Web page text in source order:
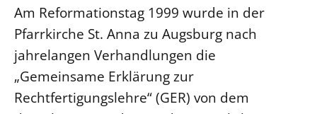
Am Reformationstag 1999 wurde in der
Pfarrkirche St. Anna zu Augsburg nach
jahrelangen Verhandlungen die
„Gemeinsame Erklärung zur
Rechtfertigungslehre“ (GER) von dem